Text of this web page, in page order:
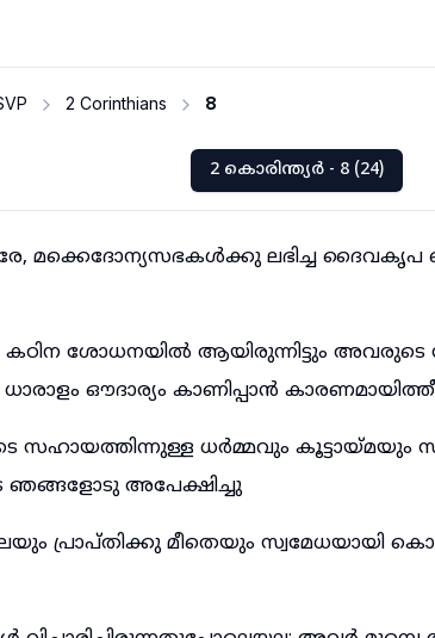
2 Corinthians 8
2 കൊരിന്ത്യർ - 8 (24)
മക്കെദോന്യസഭകൾക്കു ലഭിച്ച
ശോധനയിൽ ആയിരുന്നിട്ടും
ധാരാളം ഔദാര്യം കാണിപ്പാൻ
സഹായത്തിന്നുള്ള ധർമ്മവും കൂട്ടായ്മയും
ഞങ്ങളോടു അപേക്ഷിച്ചു
പ്രാപ്തിക്കു മീതെയും സ്വമേധയായി